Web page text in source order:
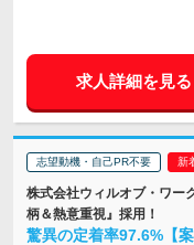
求人詳細を見る
志望動機・自己PR不要
株式会社ウィルオブ・ワ
柄＆熱意重視』採用！
驚異の定着率97.6%【